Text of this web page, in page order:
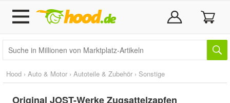
Hood › Auto & Motor › Autoteile & Zubehör › Sonstige
Original JOST-Werke Zugsattelzapfen